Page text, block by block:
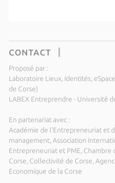
CONTACT
Proposé par :
Laboratoire Lieux, Identités,
de Corse)
LABEX Entreprendre - Université
En partenariat avec :
Académie de l'Entrepreneuriat et
management, Association
Entrepreneuriat et PME,
Corse, Collectivité de Corse,
Economique de la Corse